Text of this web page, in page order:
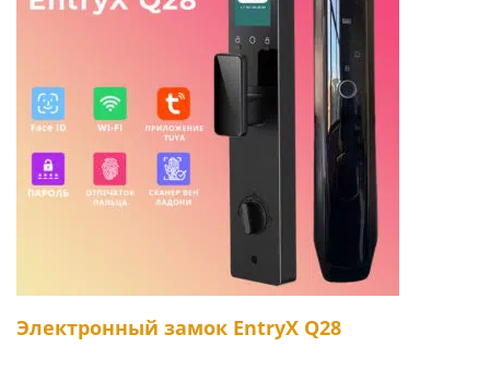
Электронный замок EntryX Q28